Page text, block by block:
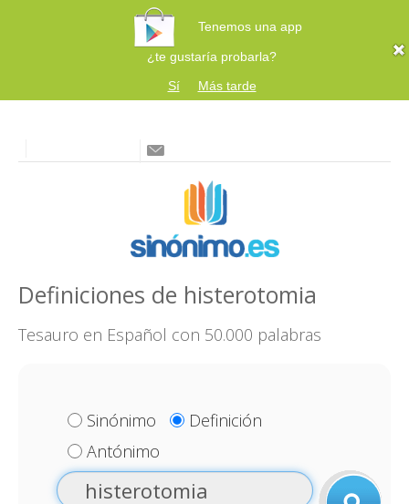
Tenemos una app
¿te gustaría probarla?
Sí
Más tarde
Definiciones de histerotomia
Tesauro en Español con 50.000 palabras
Sinónimo
Definición
Antónimo